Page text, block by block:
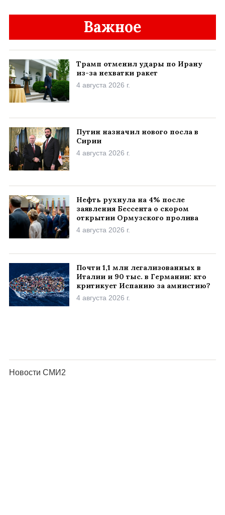
Важное
Трамп отменил удары по Ирану
из-за нехватки ракет
4 августа 2026 г.
Путин назначил нового посла в
Сирии
4 августа 2026 г.
Нефть рухнула на 4% после
заявления Бессента о скором
открытии Ормузского пролива
4 августа 2026 г.
Почти 1,1 млн легализованных в
Италии и 90 тыс. в Германии: кто
критикует Испанию за амнистию?
4 августа 2026 г.